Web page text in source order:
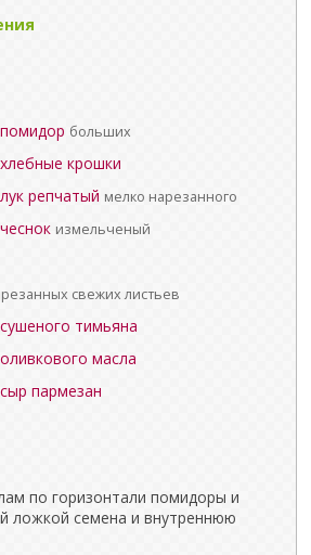
помидор больших
хлебные крошки
лук репчатый мелко нарезанного
чеснок измельченый
свежих листьев
сушеного тимьяна
оливкового масла
сыр пармезан
по горизонтали помидоры и
ложкой семена и внутреннюю